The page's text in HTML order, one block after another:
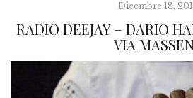
Dicembre 18,
RADIO DEEJAY – DARIO
VIA